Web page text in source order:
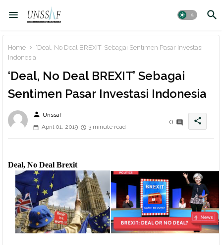
Home
‘Deal, No Deal BREXIT’ Sebagai Sentimen Pasar Investasi
Indonesia
‘Deal, No Deal BREXIT’ Sebagai
Sentimen Pasar Investasi Indonesia
person Unssaf
April 01, 2019
3 minute read
0 share
Deal, No Deal Brexit